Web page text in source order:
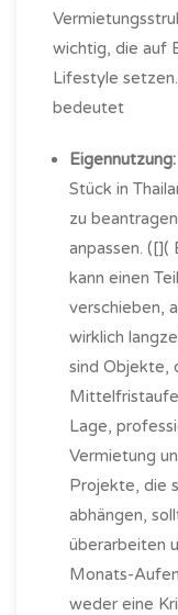
wichtig, die auf
Lifestyle
bedeutet
Eigennutzung:
Stück in
zu
anpassen. ([](
kann einen
verschieben,
wirklich
sind Objekte,
Lage,
Vermietung
Projekte, die
abhängen,
überarbeiten
Monats-
weder eine